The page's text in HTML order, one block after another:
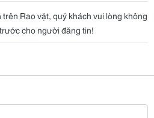
Rao vặt, quý khách vui lòng không
cho người đăng tin!